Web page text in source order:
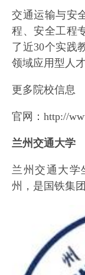
交通运输与安
程、安全工程
了近30个实践
领域应用型人
更多院校信息
官网：http://
兰州交通大学
兰州交通大学
州，是国铁集